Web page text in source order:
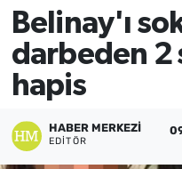
Belinay'ı
darbeden 2
hapis
HABER MERKEZI
EDITÖR